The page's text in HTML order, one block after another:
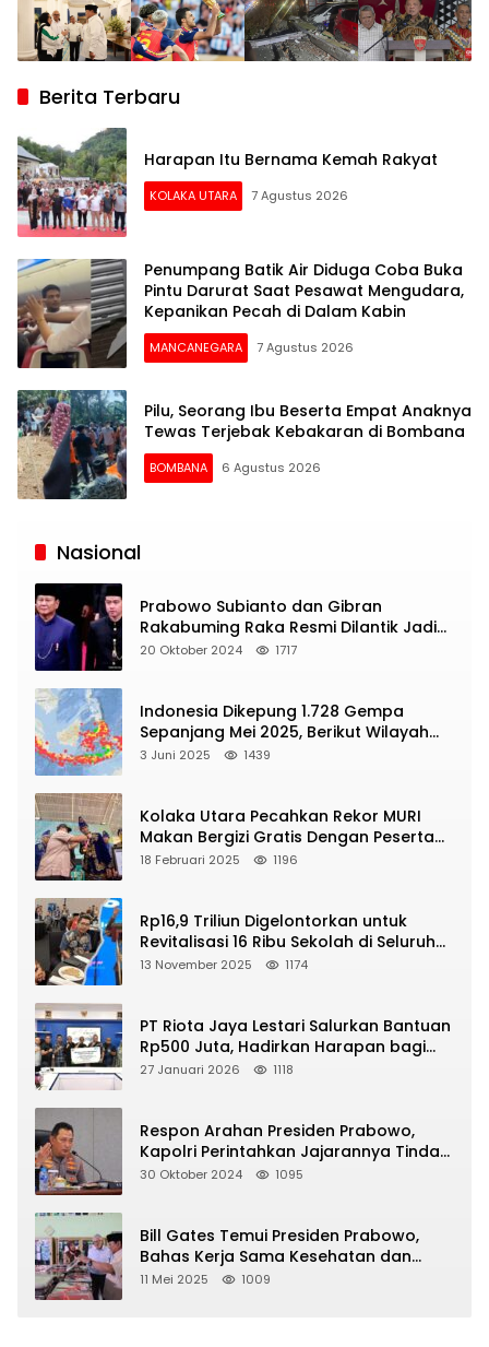
Berita Terbaru
Harapan Itu Bernama Kemah Rakyat
KOLAKA UTARA 7 Agustus 2026
Penumpang Batik Air Diduga Coba Buka
Pintu Darurat Saat Pesawat Mengudara,
Kepanikan Pecah di Dalam Kabin
MANCANEGARA 7 Agustus 2026
Pilu, Seorang Ibu Beserta Empat Anaknya
Tewas Terjebak Kebakaran di Bombana
BOMBANA 6 Agustus 2026
Siaran
Nasional
Prabowo Subianto dan Gibran
Rakabuming Raka Resmi Dilantik Jadi
Presiden dan Wapres RI
20 Oktober 2024 1717
Indonesia Dikepung 1.728 Gempa
Sepanjang Mei 2025, Berikut Wilayah
Yang Intens Diguncang!
3 Juni 2025 1439
Kolaka Utara Pecahkan Rekor MURI
Makan Bergizi Gratis Dengan Peserta
Terbanyak
18 Februari 2025 1196
Rp16,9 Triliun Digelontorkan untuk
Revitalisasi 16 Ribu Sekolah di Seluruh
Indonesia
13 November 2025 1174
PT Riota Jaya Lestari Salurkan Bantuan
Rp500 Juta, Hadirkan Harapan bagi
Korban Bencana di Sumatera
27 Januari 2026 1118
Respon Arahan Presiden Prabowo,
Kapolri Perintahkan Jajarannya Tindak
Tegas Pelaku Judi Online
30 Oktober 2024 1095
Bill Gates Temui Presiden Prabowo,
Bahas Kerja Sama Kesehatan dan
Program Makan Bergizi Gratis
11 Mei 2025 1009